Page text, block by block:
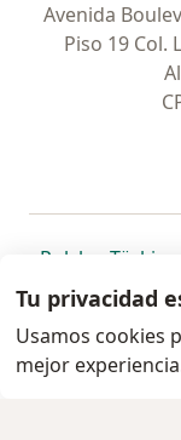
Avenida
Piso 19 Col.
Polska se abre
Türkiye
Portugal
se
Tu privacidad
Usamos cookies
mejor